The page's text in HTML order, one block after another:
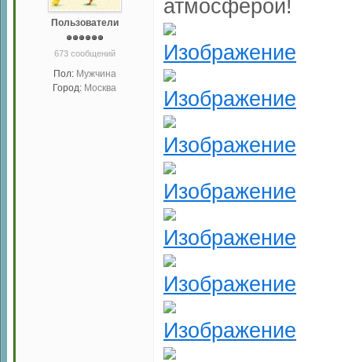
Пользователи
673 сообщений
Пол: Мужчина
Город: Москва
атмосферой!